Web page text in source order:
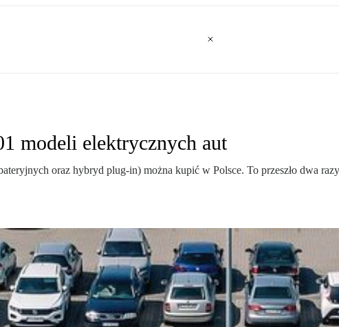
modeli elektrycznych aut
oraz hybryd plug-in) można kupić w Polsce. To przeszło dwa